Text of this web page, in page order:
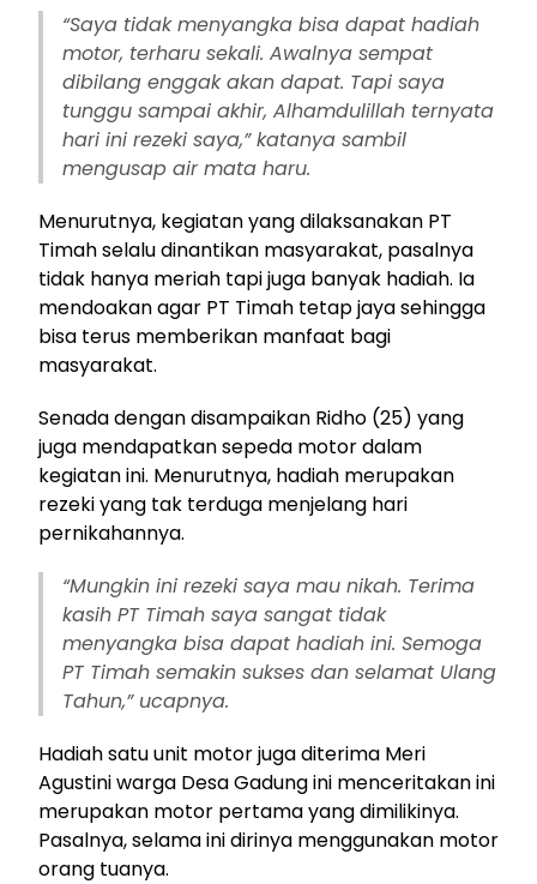
“Saya tidak menyangka bisa dapat hadiah
motor, terharu sekali. Awalnya sempat
dibilang enggak akan dapat. Tapi saya
tunggu sampai akhir, Alhamdulillah ternyata
hari ini rezeki saya,” katanya sambil
mengusap air mata haru.
Menurutnya, kegiatan yang dilaksanakan PT
Timah selalu dinantikan masyarakat, pasalnya
tidak hanya meriah tapi juga banyak hadiah. Ia
mendoakan agar PT Timah tetap jaya sehingga
bisa terus memberikan manfaat bagi
masyarakat.
Senada dengan disampaikan Ridho (25) yang
juga mendapatkan sepeda motor dalam
kegiatan ini. Menurutnya, hadiah merupakan
rezeki yang tak terduga menjelang hari
pernikahannya.
“Mungkin ini rezeki saya mau nikah. Terima
kasih PT Timah saya sangat tidak
menyangka bisa dapat hadiah ini. Semoga
PT Timah semakin sukses dan selamat Ulang
Tahun,” ucapnya.
Hadiah satu unit motor juga diterima Meri
Agustini warga Desa Gadung ini menceritakan ini
merupakan motor pertama yang dimilikinya.
Pasalnya, selama ini dirinya menggunakan motor
orang tuanya.